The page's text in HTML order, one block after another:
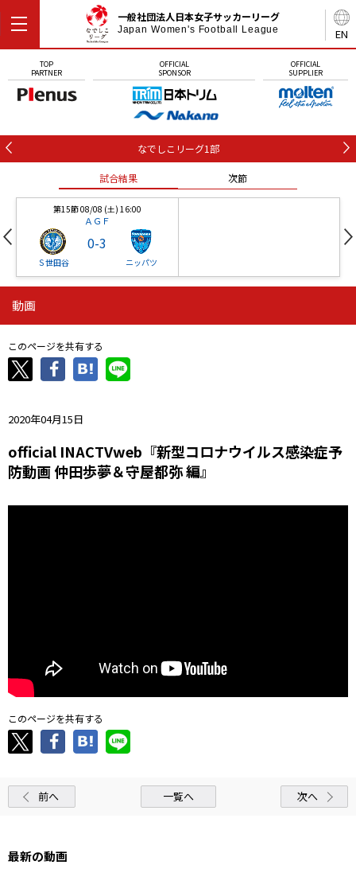
EN
一般社団法人日本女子サッカーリーグ
Japan Women's Football League
TOP
PARTNER
OFFICIAL
SPONSOR
OFFICIAL
SUPPLIER
なでしこリーグ1部
試合結果 次節
第15節 08/08 (土) 16:00
ＡＧＦ
Ｓ世田谷
0-3
ニッパツ
ニッパツ
ニッパツ
-
石人の星
動画
このページを共有する
2020年04月15日
official INACTVweb『新型コロナウイルス感染症予
防動画 仲田歩夢＆守屋都弥 編』
このページを共有する
前へ 一覧へ 次へ
最新の動画